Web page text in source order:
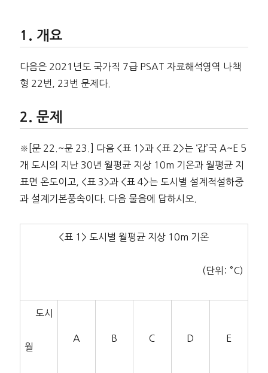
개요
다음은 2021년도 국가직 7급 PSAT 자료해석영역 나책
형 22번, 23번 문제다.
문제
※[문 22.~문 23.] 다음 <표 1>과 <표 2>는 ‘갑’국 A~E 5
개 도시의 지난 30년 월평균 지상 10m 기온과 월평균 지
표면 온도이고, <표 3>과 <표 4>는 도시별 설계적설하중
과 설계기본풍속이다. 다음 물음에 답하시오.
<표 1> 도시별 월평균 지상 10m 기온
(단위: °C)
도시
월
A B C D E